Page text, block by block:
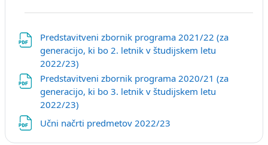
Predstavitveni zbornik programa 2021/22 (za
generacijo, ki bo 2. letnik v študijskem letu
2022/23)URL
Predstavitveni zbornik programa 2020/21 (za
generacijo, ki bo 3. letnik v študijskem letu
2022/23)URL
Učni načrti predmetov 2022/23URL